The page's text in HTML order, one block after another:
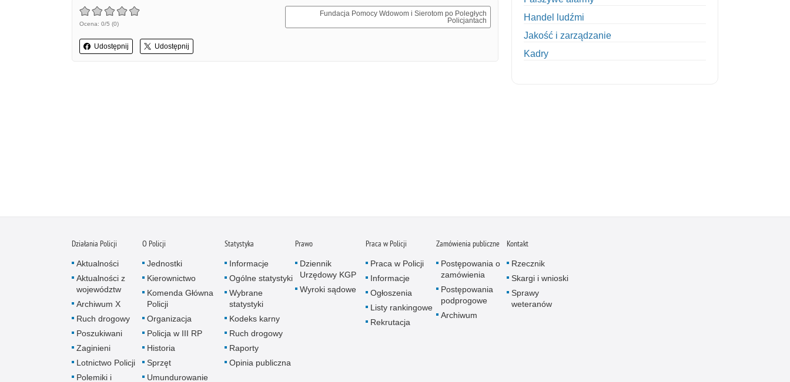
Ocena: 0/5 (0)
Udostępnij Udostępnij
Fundacja Pomocy Wdowom i Sierotom po Poległych
Policjantach
Handel ludźmi
Jakość i zarządzanie
Kadry
Nietrzeźwi kierujący
Nietrzeźwi opiekunowie
Działania Policji
Aktualności
Aktualności z
województw
Archiwum X
Ruch drogowy
Poszukiwani
Zaginieni
Lotnictwo Policji
Polemiki i
O Policji
Jednostki
Kierownictwo
Komenda Główna
Policji
Organizacja
Policja w III RP
Historia
Sprzęt
Umundurowanie
Statystyka
Informacje
Ogólne statystyki
Wybrane
statystyki
Kodeks karny
Ruch drogowy
Raporty
Opinia publiczna
Prawo
Dziennik
Urzędowy KGP
Wyroki sądowe
Praca w Policji
Praca w Policji
Informacje
Ogłoszenia
Listy rankingowe
Rekrutacja
Zamówienia publiczne
Postępowania o
zamówienia
Postępowania
podprogowe
Archiwum
Kontakt
Rzecznik
Skargi i wnioski
Sprawy
weteranów